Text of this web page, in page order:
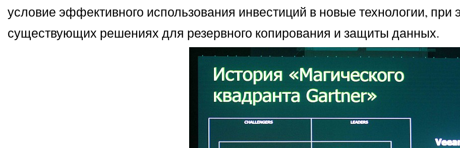
условие эффективного использования инвестиций в новые технологии,
существующих решениях для резервного копирования и защиты данных.